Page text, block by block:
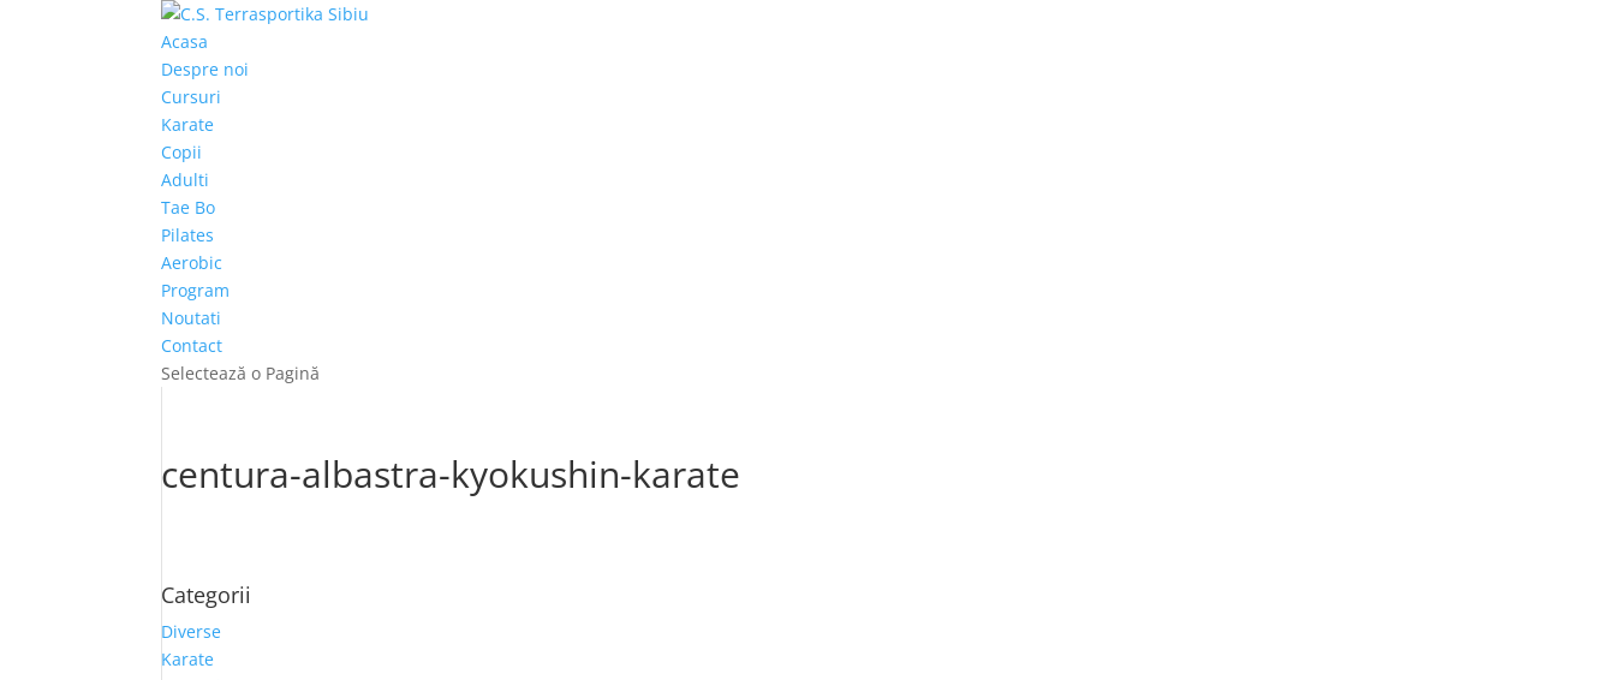
Acasa
Despre noi
Cursuri
Karate
Copii
Adulti
Tae Bo
Pilates
Aerobic
Program
Noutati
Contact
Selectează o Pagină
centura-albastra-kyokushin-karate
Categorii
Diverse
Karate